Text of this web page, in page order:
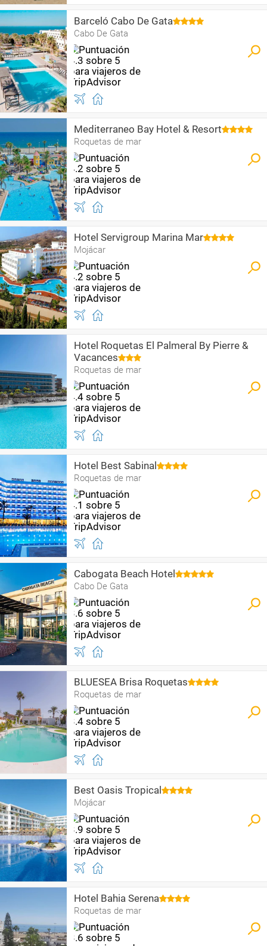
Barceló Cabo De Gata
Cabo De Gata
Mediterraneo Bay Hotel & Resort
Roquetas de mar
Hotel Servigroup Marina Mar
Mojácar
Hotel Roquetas El Palmeral By Pierre &
Vacances
Roquetas de mar
Hotel Best Sabinal
Roquetas de mar
Cabogata Beach Hotel
Cabo De Gata
BLUESEA Brisa Roquetas
Roquetas de mar
Best Oasis Tropical
Mojácar
Hotel Bahia Serena
Roquetas de mar